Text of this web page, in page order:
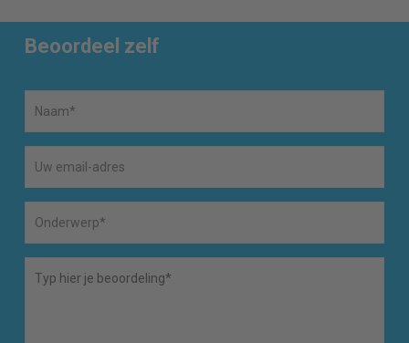
Beoordeel zelf